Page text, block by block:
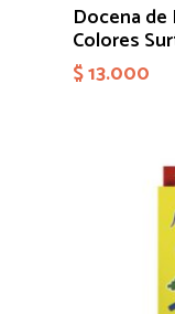
Docena de
Colores
$13.000